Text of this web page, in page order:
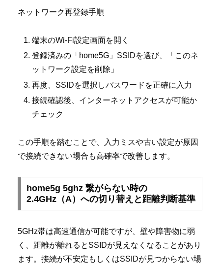
ネットワーク再登録手順
端末のWi-Fi設定画面を開く
登録済みの「home5G」SSIDを選び、「このネ
ットワーク設定を削除」
再度、SSIDを選択しパスワードを正確に入力
接続確認後、インターネットアクセスが可能か
チェック
この手順を踏むことで、入力ミスや古い設定が原因
で接続できない場合も高確率で改善します。
home5g 5ghz 繋がらない時の
2.4GHz（A）への切り替えと距離判断基準
5GHz帯は高速通信が可能ですが、壁や障害物に弱
く、距離が離れるとSSIDが見えなくなることがあり
ます。接続が不安定もしくはSSIDが見つからない場